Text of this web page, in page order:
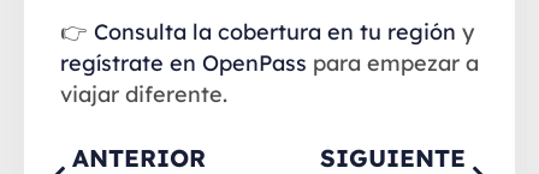
👉 Consulta la cobertura en tu región y
regístrate en OpenPass para empezar a
viajar diferente.
ANTERIOR SIGUIENTE